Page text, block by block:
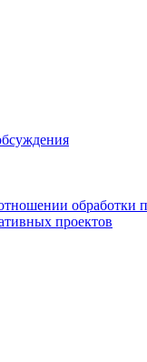
обработки
проектов